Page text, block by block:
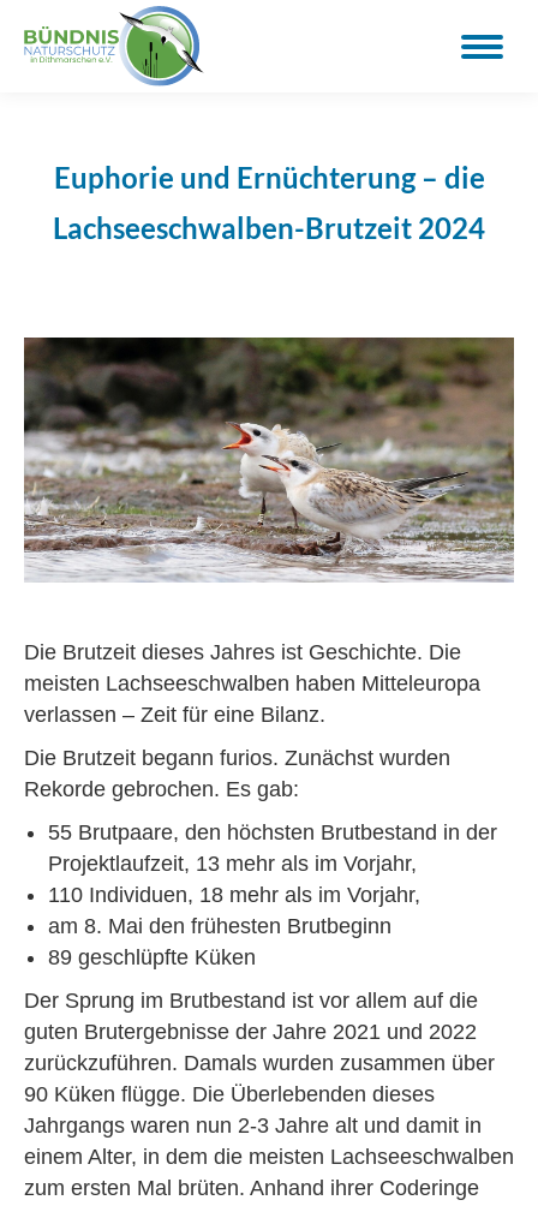
Euphorie und Ernüchterung – die
Lachseeschwalben-Brutzeit 2024
Die Brutzeit dieses Jahres ist Geschichte. Die
meisten Lachseeschwalben haben Mitteleuropa
verlassen – Zeit für eine Bilanz.
Die Brutzeit begann furios. Zunächst wurden
Rekorde gebrochen. Es gab:
55 Brutpaare, den höchsten Brutbestand in der
Projektlaufzeit, 13 mehr als im Vorjahr,
110 Individuen, 18 mehr als im Vorjahr,
am 8. Mai den frühesten Brutbeginn
89 geschlüpfte Küken
Der Sprung im Brutbestand ist vor allem auf die
guten Brutergebnisse der Jahre 2021 und 2022
zurückzuführen. Damals wurden zusammen über
90 Küken flügge. Die Überlebenden dieses
Jahrgangs waren nun 2-3 Jahre alt und damit in
einem Alter, in dem die meisten Lachseeschwalben
zum ersten Mal brüten. Anhand ihrer Coderinge